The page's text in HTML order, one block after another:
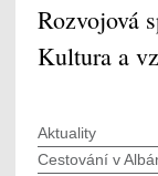
Rozvojová
Kultura a
Aktuality
Cestování v